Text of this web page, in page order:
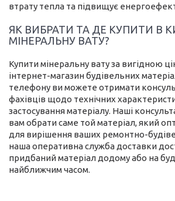
втрату тепла та підвищує
ЯК ВИБРАТИ ТА ДЕ КУПИТИ В
МІНЕРАЛЬНУ ВАТУ?
Купити мінеральну вату за вигідною
інтернет-магазин будівельних
телефону ви можете отримати
фахівців щодо технічних
застосування матеріалу. Наші
вам обрати саме той матеріал, який
для вирішення ваших ремонтно-
наша оперативна служба доставки
придбаний матеріал додому або на
найближчим часом.